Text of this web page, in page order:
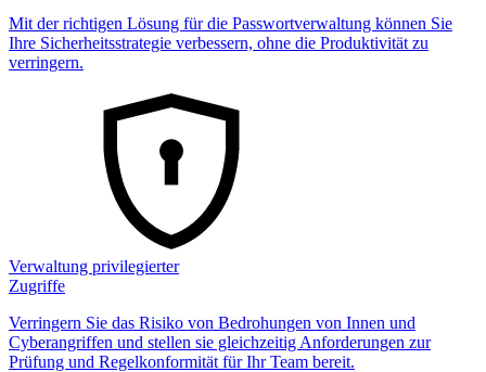
Mit der richtigen Lösung für die Passwortverwaltung können Sie
Ihre Sicherheitsstrategie verbessern, ohne die Produktivität zu
verringern.
Verwaltung privilegierter
Zugriffe
Verringern Sie das Risiko von Bedrohungen von Innen und
Cyberangriffen und stellen sie gleichzeitig Anforderungen zur
Prüfung und Regelkonformität für Ihr Team bereit.